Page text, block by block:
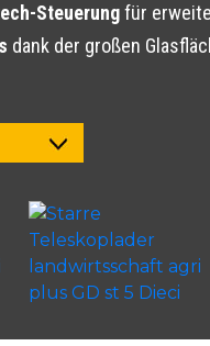
Steuerungfür
dank der großen